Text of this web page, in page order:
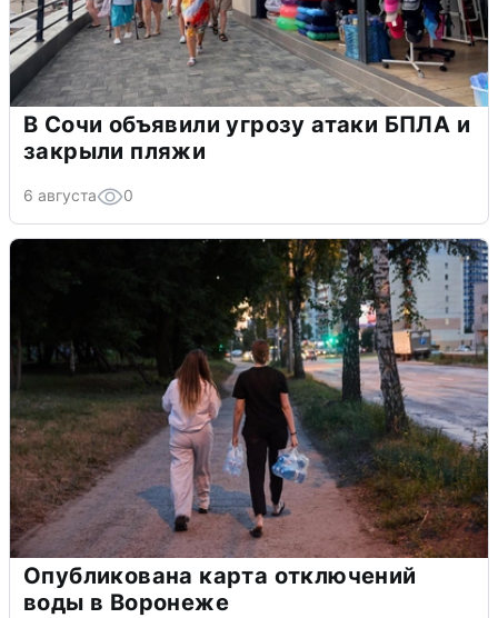
В Сочи объявили угрозу атаки БПЛА и
закрыли пляжи
6 августа 0
Опубликована карта отключений
воды в Воронеже